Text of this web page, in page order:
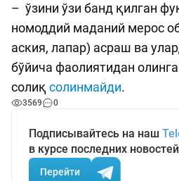
– ўзини ўзи банд қилган
номоддий маданий мерос
аския, лапар) асраш ва
бўйича фаолиятидан
солиқсолинмайди.
3569 0
Подписывайтесь на наш
в курсе последних
Перейти